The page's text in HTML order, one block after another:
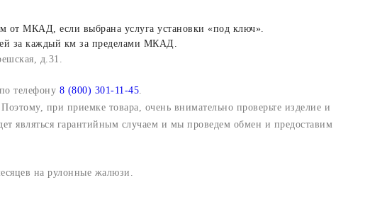
от МКАД, если выбрана услуга установки «под ключ».
за каждый км за пределами МКАД.
д.31.
телефону 8 (800) 301-11-45
при приемке товара, очень внимательно проверьте изделие и
являться гарантийным случаем и мы проведем обмен и предоставим
на рулонные жалюзи.